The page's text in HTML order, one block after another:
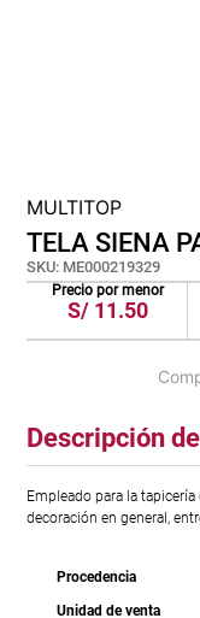
MULTITOP
TELA SIENA
SKU: ME000219329
Precio por menor
S/ 11.50
Descripción
Empleado para la tapicería
decoración en general,
Procedencia
Unidad de venta